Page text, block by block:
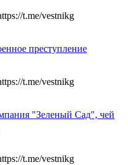
t.me/vestnikg
преступление
t.me/vestnikg
"Зеленый Сад", чей
t.me/vestnikg